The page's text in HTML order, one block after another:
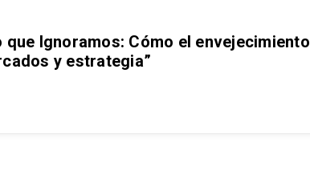
que Ignoramos: Cómo el envejecimiento
y estrategia”